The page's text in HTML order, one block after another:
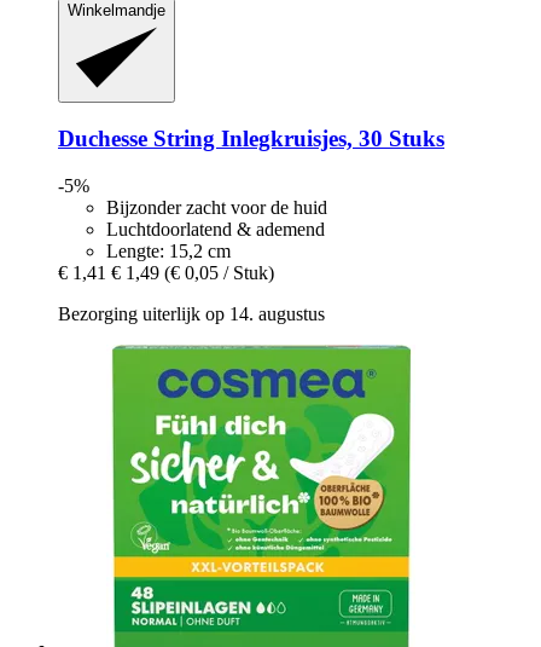
Winkelmandje
Duchesse String Inlegkruisjes, 30 Stuks
-5%
Bijzonder zacht voor de huid
Luchtdoorlatend & ademend
Lengte: 15,2 cm
€ 1,41 € 1,49 (€ 0,05 / Stuk)
Bezorging uiterlijk op 14. augustus